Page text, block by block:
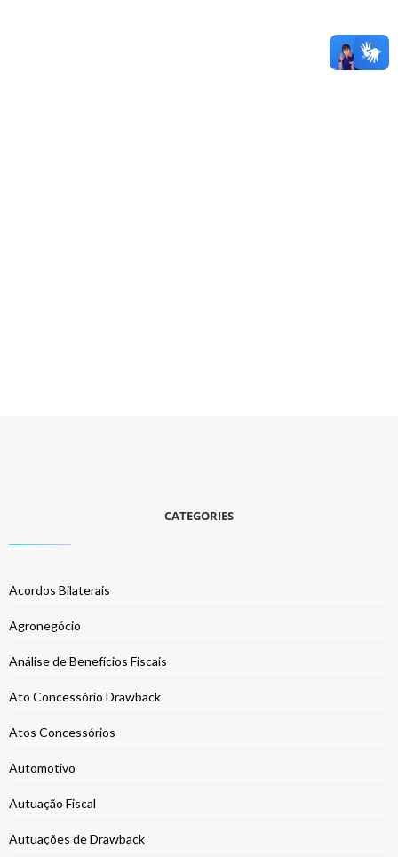
CATEGORIES
Acordos Bilaterais
Agronegócio
Análise de Benefícios Fiscais
Ato Concessório Drawback
Atos Concessórios
Automotivo
Autuação Fiscal
Autuações de Drawback